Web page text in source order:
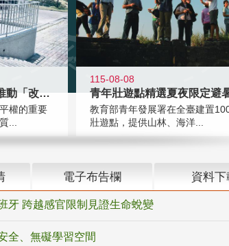
國教署補助22縣市積極推動「改善無
權的重要
...
115-08-08
教育部青年發展署在全臺建置
壯遊點，提供山林、海洋...
電子布告欄 資料下
牙 跨越感官限制見證生命蛻變
全、無礙學習空間